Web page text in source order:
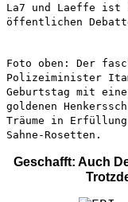
La7 und Laeffe ist
öffentlichen
Foto oben: Der
Polizeiminister
Geburtstag mit
goldenen
Träume in
Sahne-Rosetten.
Geschafft: Auch